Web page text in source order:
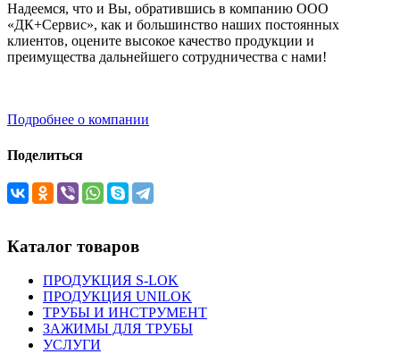
Надеемся, что и Вы, обратившись в компанию ООО
«ДК+Сервис», как и большинство наших постоянных
клиентов, оцените высокое качество продукции и
преимущества дальнейшего сотрудничества с нами!
Подробнее о компании
Поделиться
Каталог товаров
ПРОДУКЦИЯ S-LOK
ПРОДУКЦИЯ UNILOK
ТРУБЫ И ИНСТРУМЕНТ
ЗАЖИМЫ ДЛЯ ТРУБЫ
УСЛУГИ